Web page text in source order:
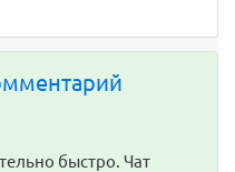
быстро. Чат